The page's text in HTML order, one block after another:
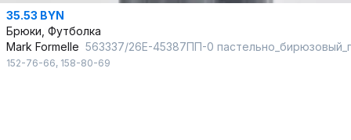
35.53 BYN
Брюки, Футболка
Mark Formelle 563337/26Е-45387ПП-0
152-76-66, 158-80-69